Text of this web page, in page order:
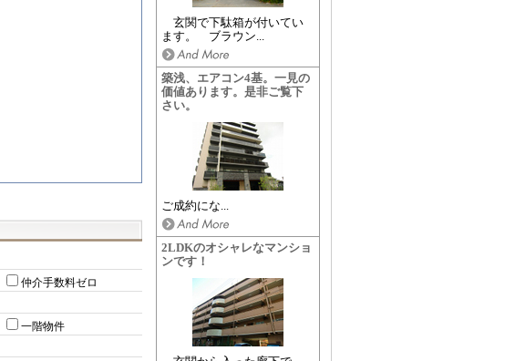
玄関で下駄箱が付いてい
ます。 ブラウン...
築浅、エアコン4基。一見の
価値あります。是非ご覧下
さい。
ご成約にな...
2LDKのオシャレなマンショ
ンです！
仲介手数料ゼロ
一階物件